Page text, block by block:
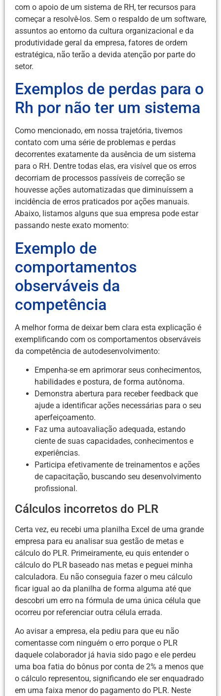
com o apoio de um sistema de RH, ter recursos para
começar a resolvê-los. Sem o respaldo de um software,
assuntos ao entorno da cultura organizacional e da
produtividade geral da empresa, fatores de ordem
estratégica, não terão a devida atenção por parte do
setor.
Exemplos de perdas para o
Rh por não ter um sistema
Como mencionado, em nossa trajetória, tivemos
contato com uma série de problemas e perdas
decorrentes exatamente da ausência de um sistema
para o RH. Dentre todas elas, era visível que os erros
decorriam de processos passíveis de correção se
houvesse ações automatizadas que diminuíssem a
incidência de erros praticados por ações manuais.
Abaixo, listamos alguns que sua empresa pode estar
passando neste exato momento:
Exemplo de
comportamentos
observáveis da
competência
A melhor forma de deixar bem clara esta explicação é
exemplificando com os comportamentos observáveis
da competência de autodesenvolvimento:
Empenha-se em aprimorar seus conhecimentos,
habilidades e postura, de forma autônoma.
Demonstra abertura para receber feedback que
ajude a identificar ações necessárias para o seu
aperfeiçoamento.
Faz uma autoavaliação adequada, estando
ciente de suas capacidades, conhecimentos e
experiências.
Participa efetivamente de treinamentos e ações
de capacitação, buscando seu desenvolvimento
profissional.
Cálculos incorretos do PLR
Certa vez, eu recebi uma planilha Excel de uma grande
empresa para eu analisar sua gestão de metas e
cálculo do PLR. Primeiramente, eu quis entender o
cálculo do PLR baseado nas metas e peguei minha
calculadora. Eu não conseguia fazer o meu cálculo
ficar igual ao da planilha de forma alguma até que
descobri um erro na fórmula de uma única célula que
ocorreu por referenciar outra célula errada.
Ao avisar a empresa, ela pediu para que eu não
comentasse com ninguém o erro porque o PLR
daquele colaborador já havia sido pago e ele perdeu
uma boa fatia do bônus por conta de 2% a menos que
o cálculo representou, significando ele ser enquadrado
em uma faixa menor do pagamento do PLR. Neste